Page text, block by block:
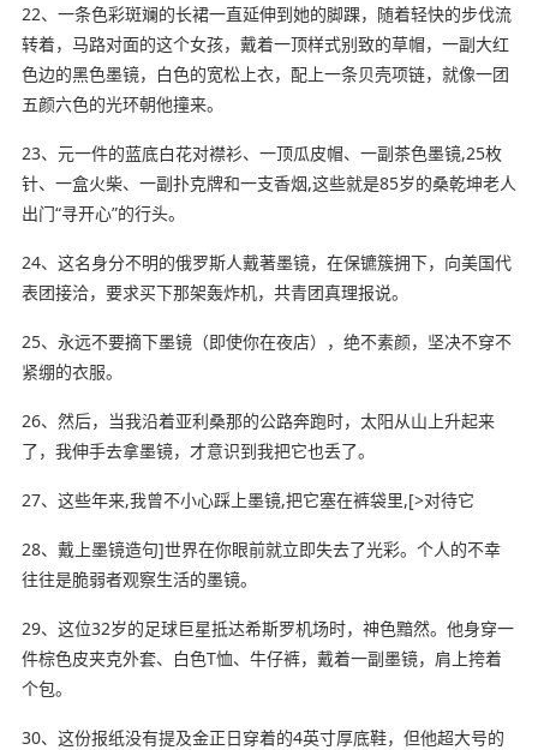
22、一条色彩斑斓的长裙一直延伸到她的脚踝，随着轻快的步伐流
转着，马路对面的这个女孩，戴着一顶样式别致的草帽，一副大红
色边的黑色墨镜，白色的宽松上衣，配上一条贝壳项链，就像一团
五颜六色的光环朝他撞来。
23、元一件的蓝底白花对襟衫、一顶瓜皮帽、一副茶色墨镜,25枚
针、一盒火柴、一副扑克牌和一支香烟,这些就是85岁的桑乾坤老人
出门“寻开心”的行头。
24、这名身分不明的俄罗斯人戴著墨镜，在保镳簇拥下，向美国代
表团接洽，要求买下那架轰炸机，共青团真理报说。
25、永远不要摘下墨镜（即使你在夜店），绝不素颜，坚决不穿不
紧绷的衣服。
26、然后，当我沿着亚利桑那的公路奔跑时，太阳从山上升起来
了，我伸手去拿墨镜，才意识到我把它也丢了。
27、这些年来,我曾不小心踩上墨镜,把它塞在裤袋里,[>对待它
28、戴上墨镜造句]世界在你眼前就立即失去了光彩。个人的不幸
往往是脆弱者观察生活的墨镜。
29、这位32岁的足球巨星抵达希斯罗机场时，神色黯然。他身穿一
件棕色皮夹克外套、白色T恤、牛仔裤，戴着一副墨镜，肩上挎着
个包。
30、这份报纸没有提及金正日穿着的4英寸厚底鞋，但他超大号的